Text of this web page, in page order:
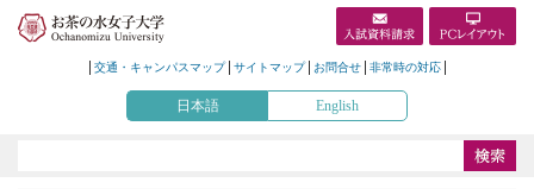
交通・キャンパスマップ サイトマップ お問合せ 非常時の対応
日本語 English